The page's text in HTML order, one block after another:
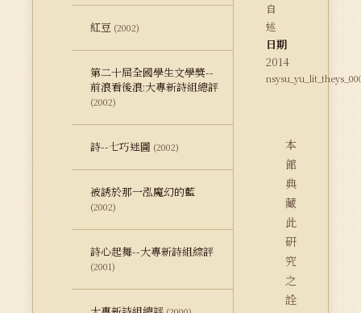
紅豆 (2002)
第二十屆全國學生文學獎--
前浪看後浪:大專新詩組總評
(2002)
詩--七巧迷圖 (2002)
被誘於那一泓魔幻的藍
(2002)
詩心起舞--大專新詩組綜評
(2001)
自
述
日期
2014
本
館
典
藏
此
研
究
之
詮